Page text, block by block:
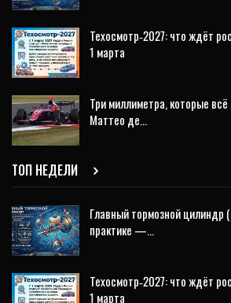
Техосмотр‑2027: что ждёт
1 марта
Три миллиметра, которые
Маттео де…
ТОП НЕДЕЛИ
Главный тормозной цилиндр
практике —…
Техосмотр‑2027: что ждёт
1 марта